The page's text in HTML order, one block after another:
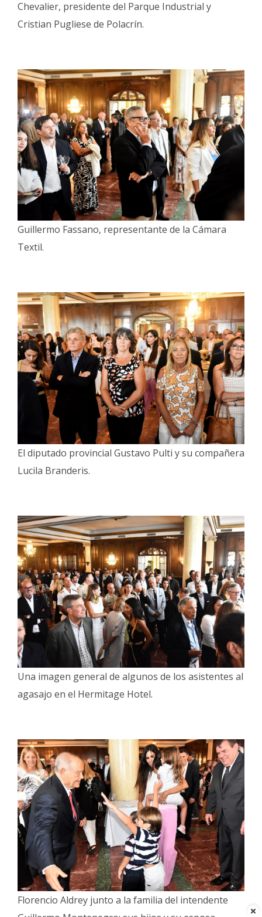
Chevalier, presidente del Parque Industrial y
Cristian Pugliese de Polacrín.
Guillermo Fassano, representante de la Cámara
Textil.
El diputado provincial Gustavo Pulti y su compañera
Lucila Branderis.
Una imagen general de algunos de los asistentes al
agasajo en el Hermitage Hotel.
Florencio Aldrey junto a la familia del intendente